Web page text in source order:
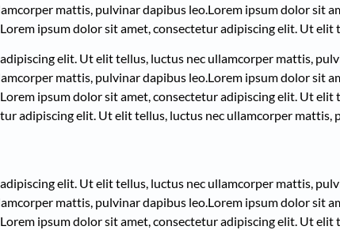
mattis, pulvinar dapibus leo. Lorem ipsum dolor sit
Lorem ipsum dolor sit amet, consectetur adipiscing elit. Ut
elit. Ut elit tellus, luctus nec ullamcorper mattis,
mattis, pulvinar dapibus leo.Lorem ipsum dolor sit
Lorem ipsum dolor sit amet, consectetur adipiscing elit. Ut
adipiscing elit. Ut elit tellus, luctus nec ullamcorper mattis,
elit. Ut elit tellus, luctus nec ullamcorper mattis,
mattis, pulvinar dapibus leo.Lorem ipsum dolor sit
Lorem ipsum dolor sit amet, consectetur adipiscing elit. Ut